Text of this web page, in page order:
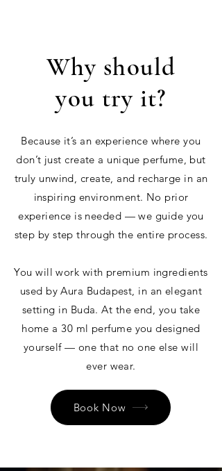
Why should
you try it?
Because it’s an experience where you
don’t just create a unique perfume, but
truly unwind, create, and recharge in an
inspiring environment. No prior
experience is needed — we guide you
step by step through the entire process.
You will work with premium ingredients
used by Aura Budapest, in an elegant
setting in Buda. At the end, you take
home a 30 ml perfume you designed
yourself — one that no one else will
ever wear.
Book Now